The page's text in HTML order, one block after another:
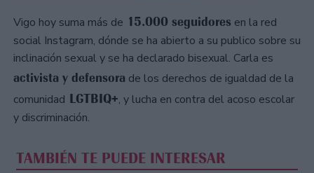
Vigo hoy suma más de 15.000 seguidores en la red
social Instagram, dónde se ha abierto a su publico sobre su
inclinación sexual y se ha declarado bisexual. Carla es
activista y defensora de los derechos de igualdad de la
comunidad LGTBIQ+, y lucha en contra del acoso escolar
y discriminación.
TAMBIÉN TE PUEDE INTERESAR